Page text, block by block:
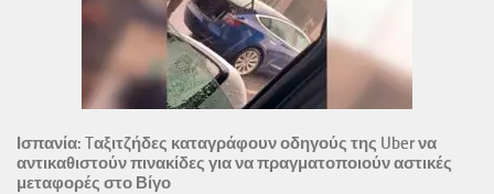
Ισπανία: Tαξιτζήδες καταγράφουν οδηγούς της Uber να
αντικαθιστούν πινακίδες για να πραγματοποιούν αστικές
μεταφορές στο Βίγο